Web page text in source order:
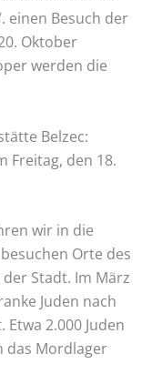
einen Besuch der
Oktober
werden die
Belzec:
Freitag, den 18.
wir in die
Orte des
Stadt. Im März
Juden nach
2.000 Juden
das Mordlager